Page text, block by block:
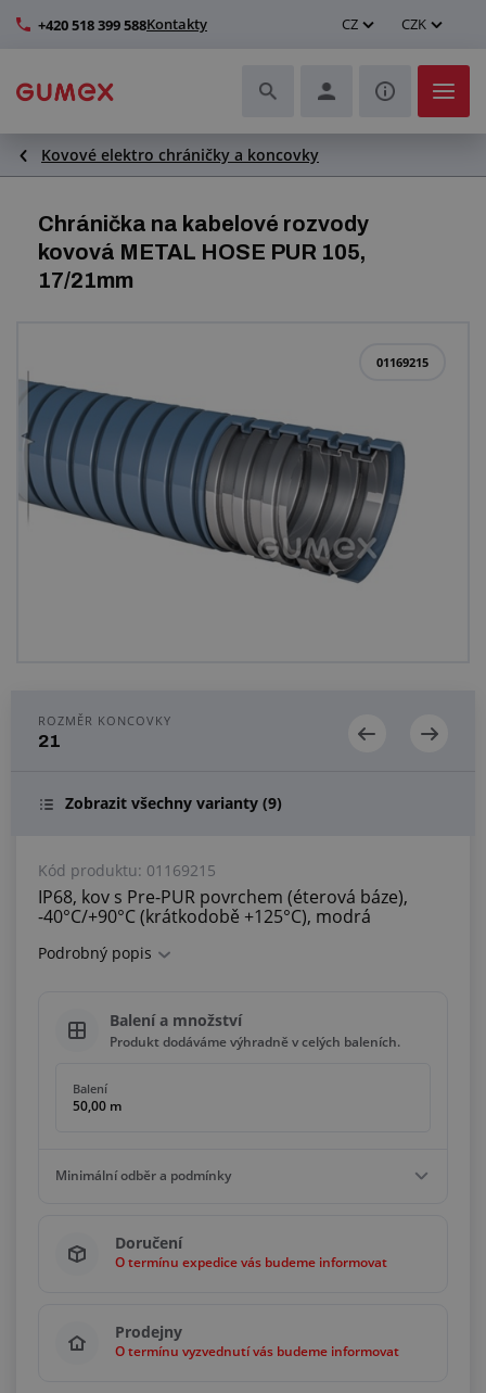
+420 518 399 588Kontakty CZ CZK
Hadice a jejich kompletace
Profily a výroba těsnění
Technické plasty
Zlepšení pracovního prostředí
Další pryžové a plastové výrobky
Centrum poptávek
Kovové elektro chráničky a koncovky
Chránička na kabelové rozvody
kovová METAL HOSE PUR 105,
17/21mm
01169215
ROZMĚR KONCOVKY
21
Zobrazit všechny varianty (9)
Kód produktu: 01169215
IP68, kov s Pre-PUR povrchem (éterová báze),
-40°C/+90°C (krátkodobě +125°C), modrá
Podrobný popis
Balení a množství
Produkt dodáváme výhradně v celých baleních.
Balení
50,00 m
Minimální odběr a podmínky
50,00 m
Násobky 50,00 m
Doručení
O termínu expedice vás budeme informovat
Prodejny
O termínu vyzvednutí vás budeme informovat